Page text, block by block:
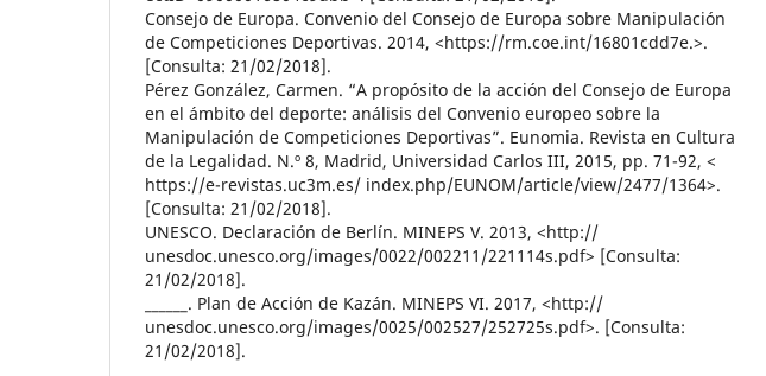
Consejo de Europa. Convenio del Consejo de Europa sobre Manipulación
de Competiciones Deportivas. 2014, <https://rm.coe.int/16801cdd7e.>.
[Consulta: 21/02/2018].
Pérez González, Carmen. “A propósito de la acción del Consejo de Europa
en el ámbito del deporte: análisis del Convenio europeo sobre la
Manipulación de Competiciones Deportivas”. Eunomia. Revista en Cultura
de la Legalidad. N.º 8, Madrid, Universidad Carlos III, 2015, pp. 71-92, <
https://e-revistas.uc3m.es/ index.php/EUNOM/article/view/2477/1364>.
[Consulta: 21/02/2018].
UNESCO. Declaración de Berlín. MINEPS V. 2013, <http://
unesdoc.unesco.org/images/0022/002211/221114s.pdf> [Consulta:
21/02/2018].
______. Plan de Acción de Kazán. MINEPS VI. 2017, <http://
unesdoc.unesco.org/images/0025/002527/252725s.pdf>. [Consulta:
21/02/2018].